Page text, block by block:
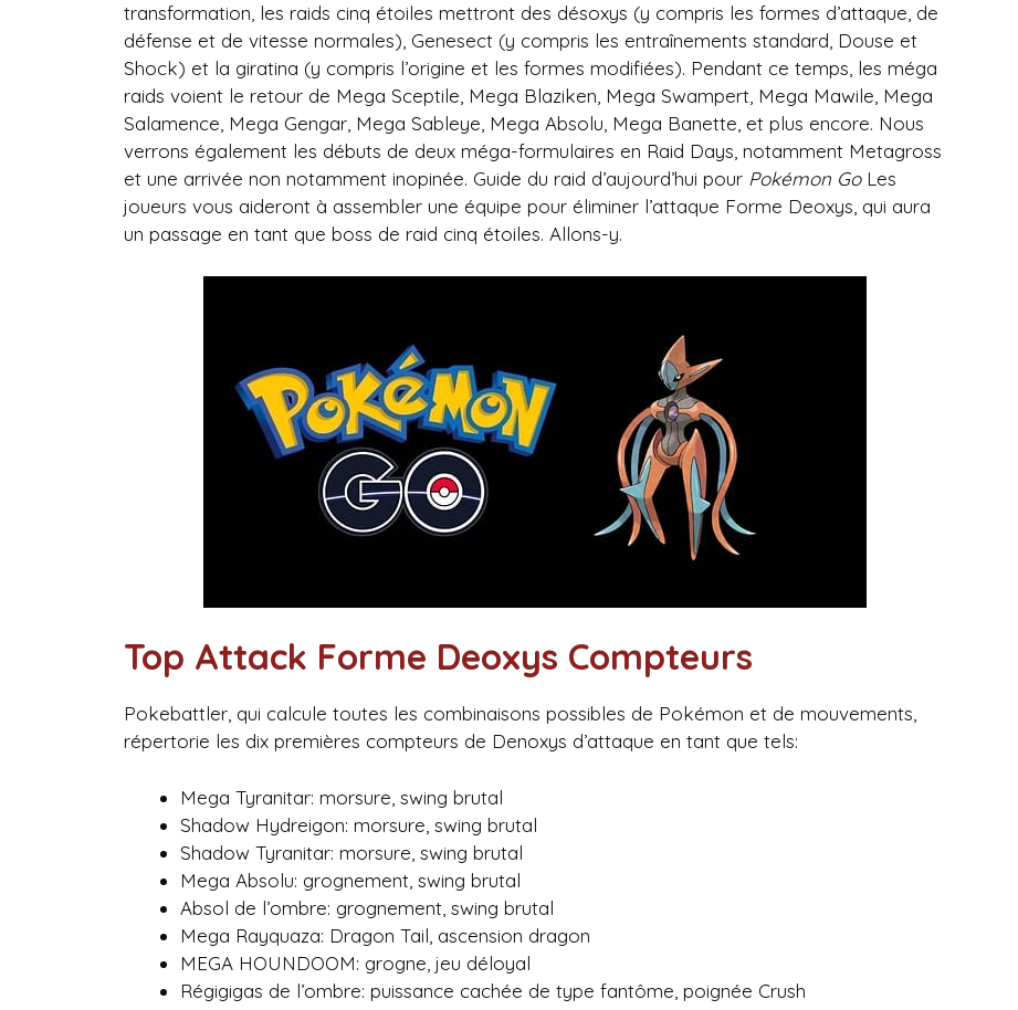
transformation, les raids cinq étoiles mettront des désoxys (y compris les formes d’attaque, de
défense et de vitesse normales), Genesect (y compris les entraînements standard, Douse et
Shock) et la giratina (y compris l’origine et les formes modifiées). Pendant ce temps, les méga
raids voient le retour de Mega Sceptile, Mega Blaziken, Mega Swampert, Mega Mawile, Mega
Salamence, Mega Gengar, Mega Sableye, Mega Absolu, Mega Banette, et plus encore. Nous
verrons également les débuts de deux méga-formulaires en Raid Days, notamment Metagross
et une arrivée non notamment inopinée. Guide du raid d’aujourd’hui pour Pokémon GoLes
joueurs vous aideront à assembler une équipe pour éliminer l’attaque Forme Deoxys, qui aura
un passage en tant que boss de raid cinq étoiles. Allons-y.
Top Attack Forme Deoxys Compteurs
Pokebattler, qui calcule toutes les combinaisons possibles de Pokémon et de mouvements,
répertorie les dix premières compteurs de Denoxys d’attaque en tant que tels:
Mega Tyranitar: morsure, swing brutal
Shadow Hydreigon: morsure, swing brutal
Shadow Tyranitar: morsure, swing brutal
Mega Absolu: grognement, swing brutal
Absol de l’ombre: grognement, swing brutal
Mega Rayquaza: Dragon Tail, ascension dragon
MEGA HOUNDOOM: grogne, jeu déloyal
Régigigas de l’ombre: puissance cachée de type fantôme, poignée Crush